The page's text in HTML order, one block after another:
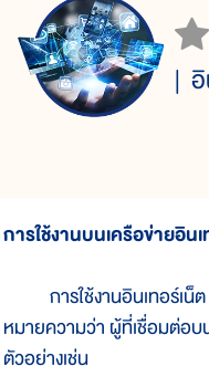
การใช้งานบนเครือข่ายอิน
การใช้งานอินเทอร์เน็ต
หมายความว่า ผู้ที่เชื่อมต่อบ
ตัวอย่างเช่น